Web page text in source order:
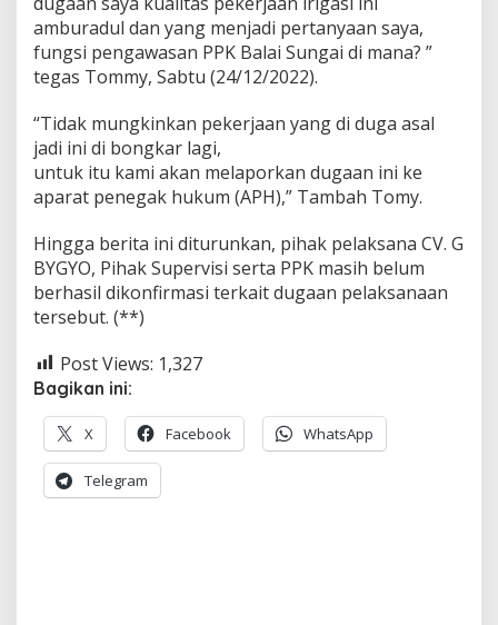
amburadul dan yang menjadi pertanyaan saya,
fungsi pengawasan PPK Balai Sungai di mana? ”
tegas Tommy, Sabtu (24/12/2022).
“Tidak mungkinkan pekerjaan yang di duga asal
jadi ini di bongkar lagi,
untuk itu kami akan melaporkan dugaan ini ke
aparat penegak hukum (APH),” Tambah Tomy.
Hingga berita ini diturunkan, pihak pelaksana CV. G
BYGYO, Pihak Supervisi serta PPK masih belum
berhasil dikonfirmasi terkait dugaan pelaksanaan
tersebut. (**)
Post Views: 1,327
Bagikan ini:
X Facebook WhatsApp
Telegram